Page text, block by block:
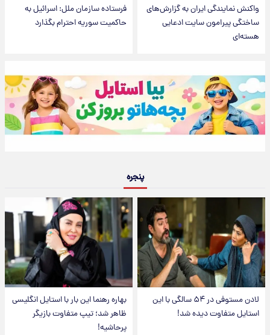
واکنش نمایندگی ایران به گزارش‌های
ساختگی پیرامون سایت ادعایی
هسته‌ای
فرستاده سازمان ملل: اسرائیل به
حاکمیت سوریه احترام بگذارد
پنجره
لادن مستوفی در ۵۴ سالگی با این
استایل متفاوت دیده شد!
بهاره رهنما این بار با استایل انگلیسی
ظاهر شد؛ تیپ متفاوت بازیگر
پرحاشیه!